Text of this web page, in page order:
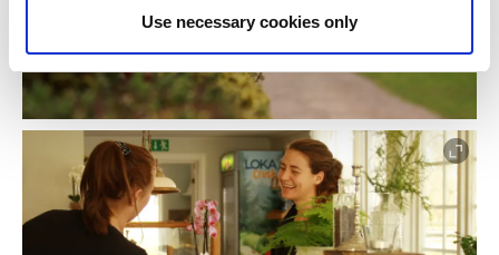
Use necessary cookies only